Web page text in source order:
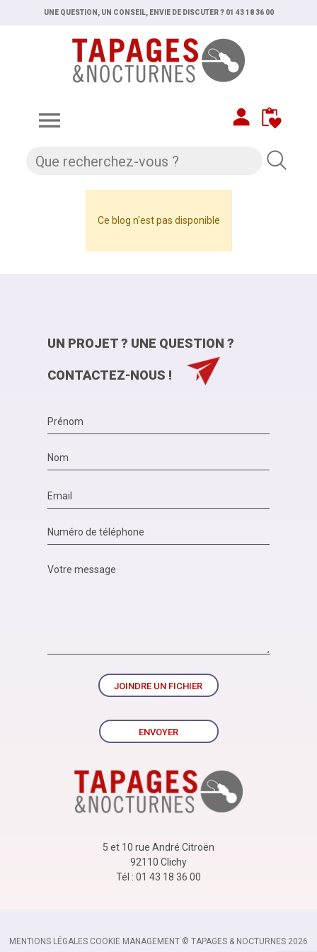
UNE QUESTION, UN CONSEIL, ENVIE DE DISCUTER ? 01 43 18 36 00

Ce blog n'est pas disponible
5 et 10 rue André Citroën
92110 Clichy
Tél : 01 43 18 36 00
UN PROJET ? UNE QUESTION ?
CONTACTEZ-NOUS !
JOINDRE UN FICHIER
ENVOYER
MENTIONS LÉGALES COOKIE MANAGEMENT © TAPAGES & NOCTURNES 2026